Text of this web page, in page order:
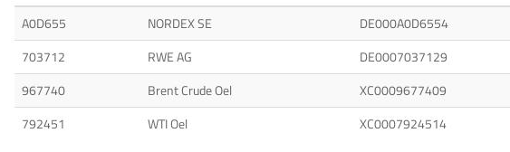
A0D655
NORDEX SE
DE000A0D6554
703712
RWE AG
DE0007037129
967740
Brent Crude Oel
XC0009677409
792451
WTI Oel XC0007924514